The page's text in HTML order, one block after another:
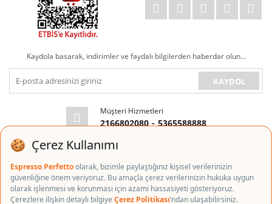
Kaydola basarak, indirimler ve faydalı bilgilerden haberdar olun...
KAYDOL
Müşteri Hizmetleri
2166802080 - 5365588888
E-posta Adresi